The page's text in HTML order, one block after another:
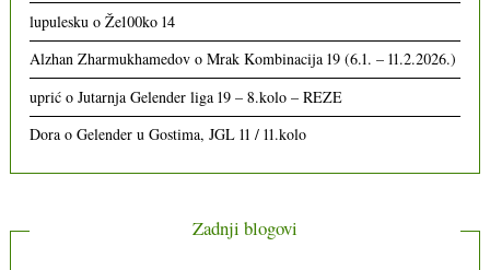
lupulesku oŽe100ko 14
Alzhan Zharmukhamedov oMrak Kombinacija 19 (6.1. – 11.2.2026.)
uprić oJutarnja Gelender liga 19 – 8.kolo – REZE
Dora oGelender u Gostima, JGL 11 / 11.kolo
Zadnji blogovi